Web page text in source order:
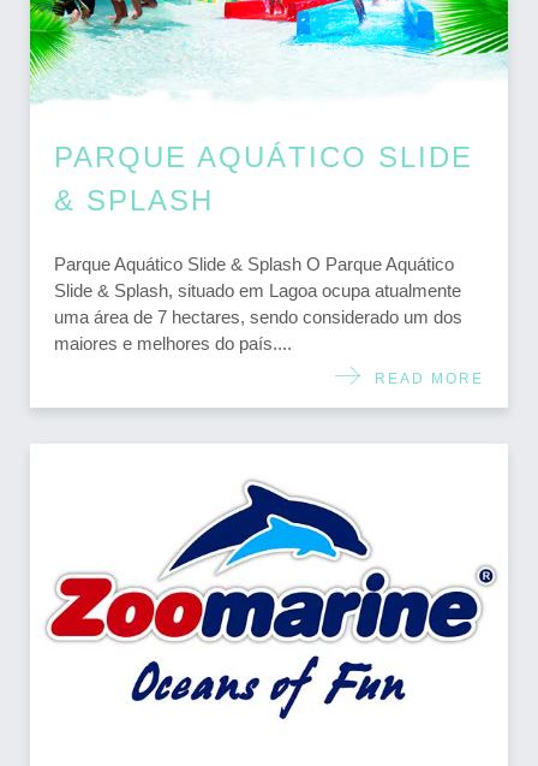
PARQUE AQUÁTICO SLIDE
& SPLASH
Parque Aquático Slide & Splash O Parque Aquático
Slide & Splash, situado em Lagoa ocupa atualmente
uma área de 7 hectares, sendo considerado um dos
maiores e melhores do país....
READ MORE